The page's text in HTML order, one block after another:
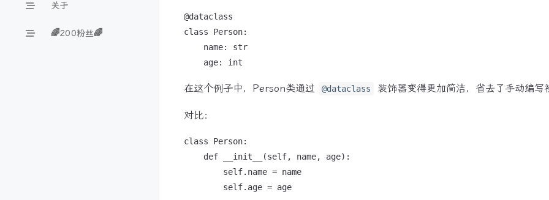
关于
🌈200粉丝🌈
@dataclass
class Person:
    name: str
在这个例子中，Person类通过 @dataclass 装饰器变得更加简洁，省去了手动编写
对比：
class Person:
    def __init__(self, name, age):
        self.name = name
        self.age = age